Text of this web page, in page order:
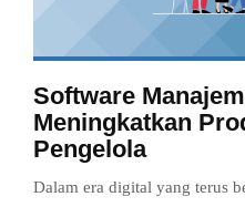
Software
Meningkatkan
Pengelola
Dalam era digital yang terus